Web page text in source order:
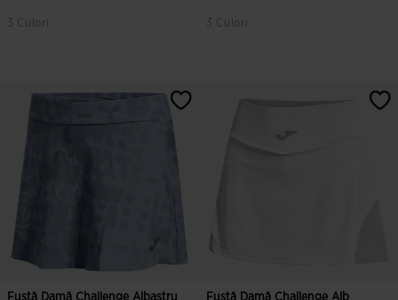
3 Culori
3,4 din 5 evaluări ale clienților
3 Culori
4,5 din 5 evaluări ale clienților
Fustă Damă Challenge Albastru Fustă Damă Challenge Alb